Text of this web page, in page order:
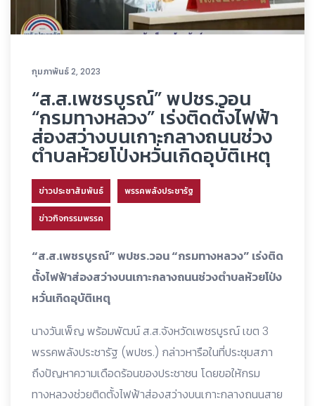
กุมภาพันธ์ 2, 2023
“ส.ส.เพชรบูรณ์” พปชร.วอน
“กรมทางหลวง” เร่งติดตั้งไฟฟ้า
ส่องสว่างบนเกาะกลางถนนช่วง
ตำบลห้วยโป่งหวั่นเกิดอุบัติเหตุ
ข่าวประชาสัมพันธ์ พรรคพลังประชารัฐ
ข่าวกิจกรรมพรรค
“ส.ส.เพชรบูรณ์” พปชร.วอน “กรมทางหลวง” เร่งติด
ตั้งไฟฟ้าส่องสว่างบนเกาะกลางถนนช่วงตำบลห้วยโป่ง
หวั่นเกิดอุบัติเหตุ
นางวันเพ็ญ พร้อมพัฒน์ ส.ส.จังหวัดเพชรบูรณ์ เขต 3
พรรคพลังประชารัฐ (พปชร.) กล่าวหารือในที่ประชุมสภา
ถึงปัญหาความเดือดร้อนของประชาชน โดยขอให้กรม
ทางหลวงช่วยติดตั้งไฟฟ้าส่องสว่างบนเกาะกลางถนนสาย